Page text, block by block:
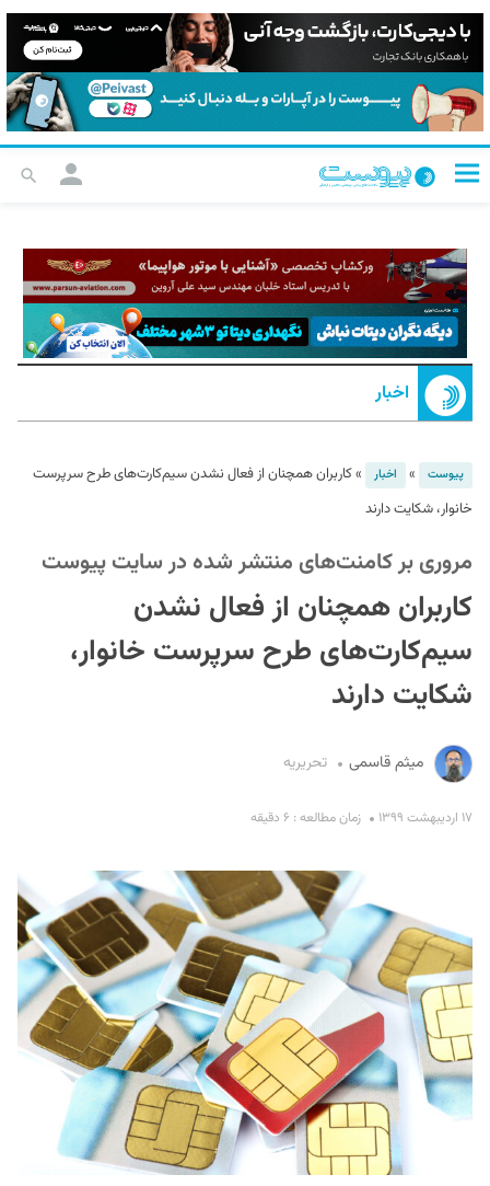
اخبار
پیوست » اخبار »کاربران همچنان از فعال نشدن سیم‌کارت‌های طرح سرپرست
خانوار، شکایت دارند
مروری بر کامنت‌های منتشر شده در سایت پیوست
کاربران همچنان از فعال نشدن
سیم‌کارت‌های طرح سرپرست خانوار،
شکایت دارند
میثم قاسمی تحریریه
۱۷ اردیبهشت ۱۳۹۹ زمان مطالعه : ۶ دقیقه